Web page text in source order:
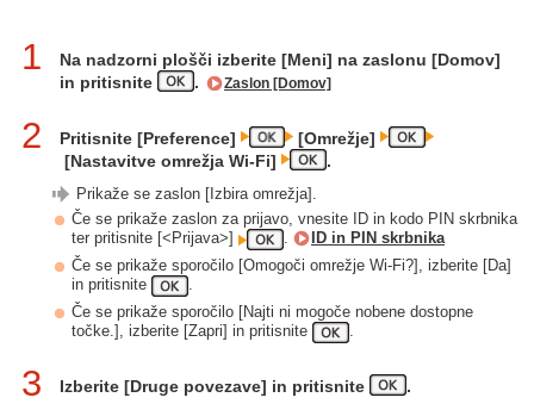
1
Na nadzorni plošči izberite [Meni] na zaslonu [Domov]
in pritisnite
. Zaslon [Domov]
2 Pritisnite [Preference]
[Omrežje]
[Nastavitve omrežja Wi-Fi]
.
Prikaže se zaslon [Izbira omrežja].
Če se prikaže zaslon za prijavo, vnesite ID in kodo PIN skrbnika
ter pritisnite [<Prijava>]
.
ID in PIN skrbnika
Če se prikaže sporočilo [Omogoči omrežje Wi-Fi?], izberite [Da]
in pritisnite
.
Če se prikaže sporočilo [Najti ni mogoče nobene dostopne
točke.], izberite [Zapri] in pritisnite
.
3 Izberite [Druge povezave] in pritisnite .